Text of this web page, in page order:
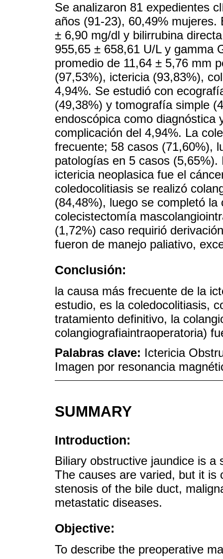
Se analizaron 81 expedientes
años (91-23), 60,49%
± 6,90 mg/dl y bilirrubina
955,65 ± 658,61 U/L y gamma
promedio de 11,64 ± 5,76 mm
(97,53%), ictericia (93,83%),
4,94%. Se estudió con
(49,38%) y tomografía simple
endoscópica como diagnóstica
complicación del 4,94%. La
frecuente; 58 casos (71,60%),
patologías en 5 casos
ictericia neoplasica fue el
coledocolitiasis se realizó
(84,48%), luego se completó
colecistectomía
(1,72%) caso requirió
fueron de manejo paliativo,
Conclusión:
la causa más frecuente de la
estudio, es la coledocolitiasis,
tratamiento definitivo, la
colangiografiaintraoperatoria)
Palabras clave: Ictericia
Imagen por resonancia
SUMMARY
Introduction:
Biliary obstructive jaundice is
The causes are varied, but it is
stenosis of the bile duct,
metastatic diseases.
Objective:
To describe the preoperative